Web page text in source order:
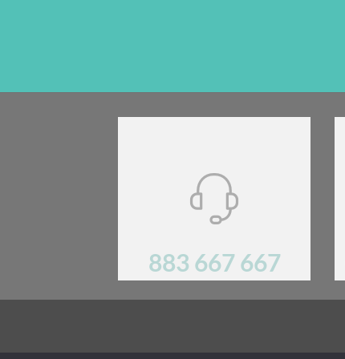
883 667 667